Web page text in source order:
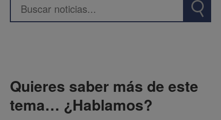
Quieres saber más de este
tema… ¿Hablamos?